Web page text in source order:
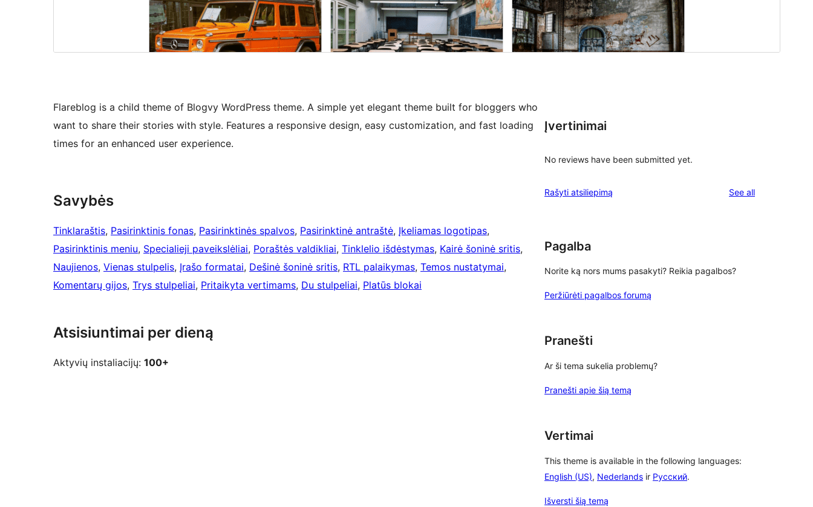
Flareblog is a child theme of Blogvy WordPress theme. A simple yet elegant theme built for bloggers who
want to share their stories with style. Features a responsive design, easy customization, and fast loading
times for an enhanced user experience.
Savybės
Tinklaraštis, Pasirinktinis fonas, Pasirinktinės spalvos, Pasirinktinė antraštė, Įkeliamas logotipas
Pasirinktinis meniu, Specialieji paveikslėliai, Poraštės valdikliai, Tinklelio išdėstymas, Kairė šoninė sritis
Naujienos, Vienas stulpelis, Įrašo formatai, Dešinė šoninė sritis, RTL palaikymas, Temos nustatymai
Komentarų gijos, Trys stulpeliai, Pritaikyta vertimams, Du stulpeliai, Platūs blokai
Atsisiuntimai per dieną
Aktyvių instaliacijų: 100+
Įvertinimai
No reviews have been submitted yet.
Rašyti atsiliepimą See allreviews
Pagalba
Norite ką nors mums pasakyti? Reikia pagalbos?
Peržiūrėti pagalbos forumą
Pranešti
Ar ši tema sukelia problemų?
Pranešti apie šią temą
Vertimai
This theme is available in the following languages:
English (US), Nederlands ir Русский.
Išversti šią temą